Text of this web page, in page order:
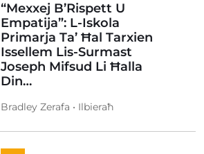
“Mexxej B’Rispett U
Empatija”: L-Iskola
Primarja Ta’ Ħal Tarxien
Issellem Lis-Surmast
Joseph Mifsud Li Ħalla
Din…
Bradley Zerafa • Ilbieraħ